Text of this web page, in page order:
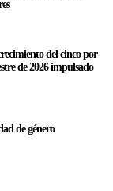
del cinco por
de 2026 impulsado
de género